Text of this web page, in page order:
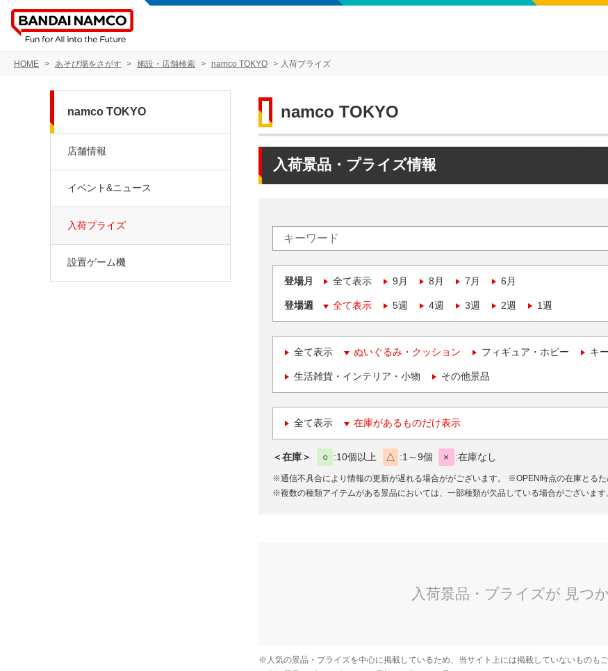
HOME あそび場をさがす 施設・店舗検索 namco TOKYO 入荷プライズ
namco TOKYO
入荷景品・プライズ情報
登場月 全て表示 9月 8月 7月 6月
登場週 全て表示 5週 4週 3週 2週 1週
全て表示 ぬいぐるみ・クッション フィギュア・ホビー キ
生活雑貨・インテリア・小物 その他景品
全て表示 在庫があるものだけ表示
＜在庫＞ ○ 10個以上 △ 1～9個 × 在庫なし
※通信不具合により情報の更新が遅れる場合ががございます。
※OPEN時点の在庫とるた
※複数の種類アイテムがある景品においては、一部種類が欠品している場合がございます
namco TOKYO
店舗情報
イベント&ニュース
入荷プライズ
設置ゲーム機